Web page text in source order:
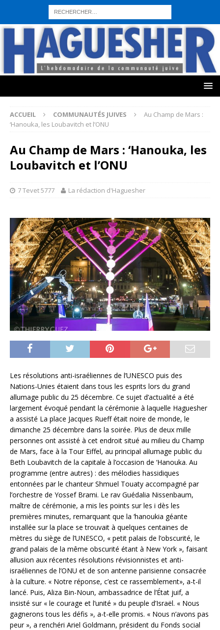
sohbet hattı numarası seks hattı numara istanbul escort bayanlar
sohbet hattı numaralar seks hattı numaralar"
numaraları sohbet hattı sex hattı telefonda seks numara sıcak sex
sohbet hattı canlı sohbet hatları sohbet numaraları
ucuz
sex sohbet hattı numaraları
yeni casino siteleri
ACCUEIL COMMUNAUTÉS JUIVES
Au Champ de Mars :
‘Hanouka, les Loubavitch et l’ONU
Au Champ de Mars : ‘Hanouka, les
Loubavitch et l’ONU
7 Tevet 5777 La rédaction d'Haguesher
Les résolutions anti-israéliennes de l’UNESCO puis des
Nations-Unies étaient dans tous les esprits lors du grand
allumage public du 25 décembre. Ce sujet d’actualité a été
largement évoqué pendant la cérémonie à laquelle Haguesher
a assisté La place Jacques Rueff était noire de monde, le
dimanche 25 décembre dans la soirée. Plus de deux mille
personnes ont assisté à cet endroit situé au milieu du Champ
de Mars, face à la Tour Eiffel, au principal allumage public du
Beth Loubavitch de la capitale à l’occasion de ‘Hanouka. Au
programme (entre autres) : des mélodies hassidiques
entonnées par le chanteur Shmuel Touaty accompagné par
l’orchestre de Yossef Brami. Le rav Guédalia Nissenbaum,
maître de cérémonie, a mis les points sur les i dès les
premières minutes, remarquant que la ‘hanoukia géante
installée sur la place se trouvait à quelques centaines de
mètres du siège de l’UNESCO, « petit palais de l’obscurité, le
grand palais de la même obscurité étant à New York », faisant
allusion aux récentes résolutions révisionnistes et anti-
israéliennes de l’ONU et de son antenne parisienne consacrée
à la culture. « Notre réponse, c’est ce rassemblement», a-t-il
lancé. Puis, Aliza Bin-Noun, ambassadrice de l’État juif, a
insisté sur « le courage et l’unité » du peuple d’Israël. « Nous
gagnerons tous les défis », a-t-elle promis. « Nous n’avons pas
peur », a renchéri Ariel Goldmann, président du Fonds social